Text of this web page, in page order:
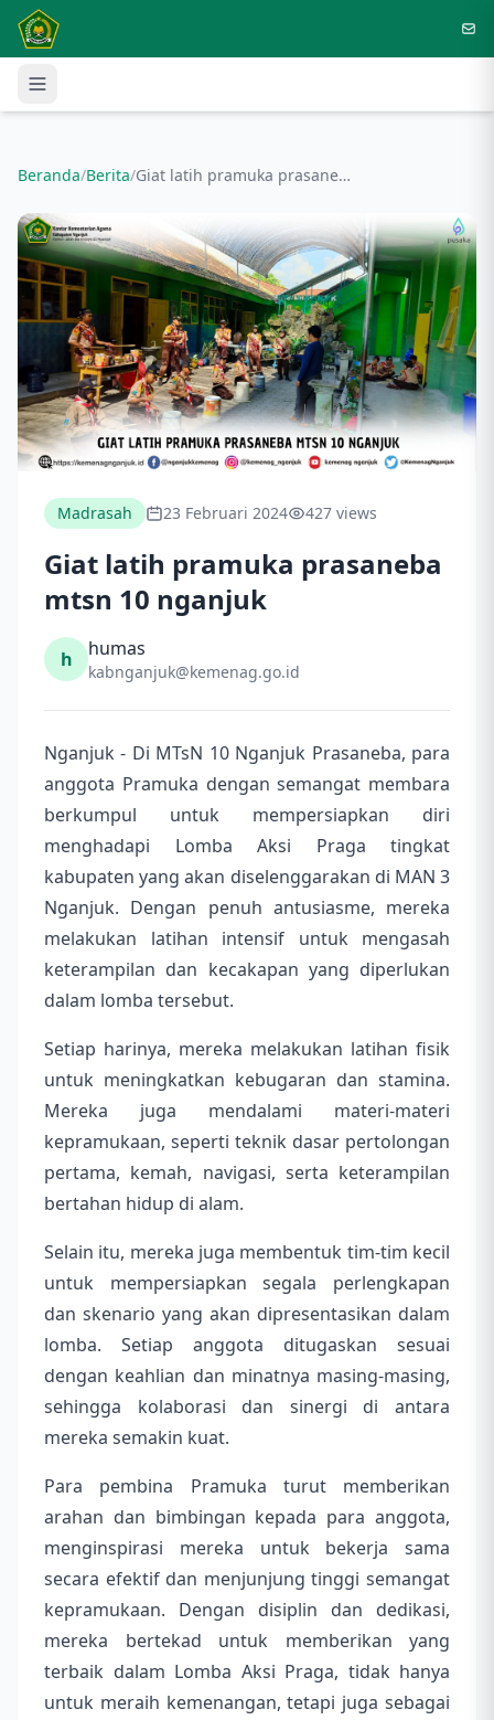
Langsung ke konten utama
Beranda/Berita/ Giat latih pramuka prasaneba mtsn 10 nganjuk
Madrasah 23 Februari 2024 427 views
Giat latih pramuka prasaneba
mtsn 10 nganjuk
h humas
kabnganjuk@kemenag.go.id
Nganjuk - Di MTsN 10 Nganjuk Prasaneba, para
anggota Pramuka dengan semangat membara
berkumpul untuk mempersiapkan diri
menghadapi Lomba Aksi Praga tingkat
kabupaten yang akan diselenggarakan di MAN 3
Nganjuk. Dengan penuh antusiasme, mereka
melakukan latihan intensif untuk mengasah
keterampilan dan kecakapan yang diperlukan
dalam lomba tersebut.
Setiap harinya, mereka melakukan latihan fisik
untuk meningkatkan kebugaran dan stamina.
Mereka juga mendalami materi-materi
kepramukaan, seperti teknik dasar pertolongan
pertama, kemah, navigasi, serta keterampilan
bertahan hidup di alam.
Selain itu, mereka juga membentuk tim-tim kecil
untuk mempersiapkan segala perlengkapan
dan skenario yang akan dipresentasikan dalam
lomba. Setiap anggota ditugaskan sesuai
dengan keahlian dan minatnya masing-masing,
sehingga kolaborasi dan sinergi di antara
mereka semakin kuat.
Para pembina Pramuka turut memberikan
arahan dan bimbingan kepada para anggota,
menginspirasi mereka untuk bekerja sama
secara efektif dan menjunjung tinggi semangat
kepramukaan. Dengan disiplin dan dedikasi,
mereka bertekad untuk memberikan yang
terbaik dalam Lomba Aksi Praga, tidak hanya
untuk meraih kemenangan, tetapi juga sebagai